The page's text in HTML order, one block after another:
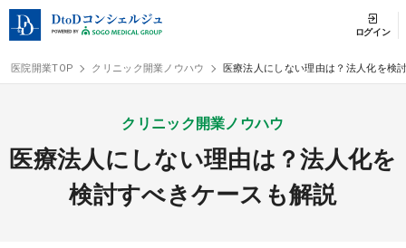
ログイン
クリニック開業
医院開業TOP クリニック開業ノウハウ 医療法人にしない理由は？法人化を検
クリニック開業ノウハウ
医療法人にしない理由は？法人化を
検討すべきケースも解説